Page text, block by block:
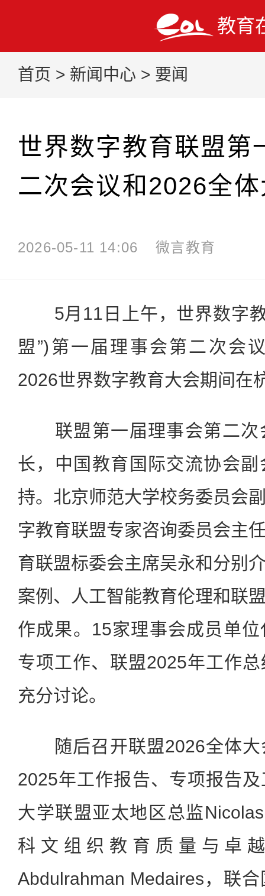
教育
首页 > 新闻中心 > 要闻
世界数字教育联盟第
二次会议和2026全
2026-05-11 14:06 微言教育
5月11日上午，世界数字教
盟”)第一届理事会第二次会
2026世界数字教育大会期间在
联盟第一届理事会第二次
长，中国教育国际交流协会
持。北京师范大学校务委员会
字教育联盟专家咨询委员会主
育联盟标委会主席吴永和分别
案例、人工智能教育伦理和联
作成果。15家理事会成员单
专项工作、联盟2025年工作
充分讨论。
随后召开联盟2026全体大
2025年工作报告、专项报告
大学联盟亚太地区总监
科文组织教育质量与卓
Abdulrahman Medaires，联